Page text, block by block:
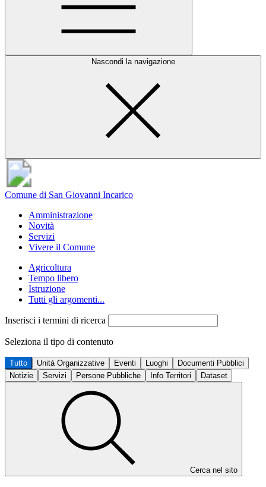
Nascondi la navigazione
Comune di San Giovanni Incarico
Amministrazione
Novità
Servizi
Vivere il Comune
Agricoltura
Tempo libero
Istruzione
Tutti gli argomenti...
Inserisci i termini di ricerca
Seleziona il tipo di contenuto
Tutto Unità Organizzative Eventi Luoghi
Documenti Pubblici
Notizie
Servizi Persone Pubbliche Info Territori Dataset
Cerca nel sito